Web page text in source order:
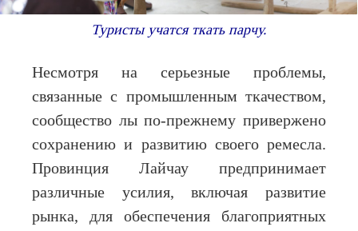
Туристы учатся ткать парчу.
Несмотря на серьезные проблемы,
связанные с промышленным ткачеством,
сообщество лы по-прежнему привержено
сохранению и развитию своего ремесла.
Провинция Лайчау предпринимает
различные усилия, включая развитие
рынка, для обеспечения благоприятных